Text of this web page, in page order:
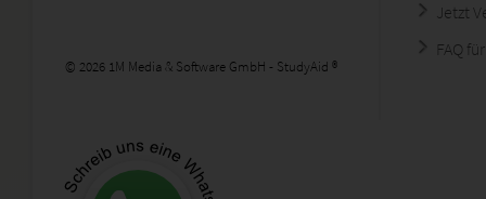
© 2026 1M Media & Software GmbH - StudyAid ®
Jetzt
FAQ